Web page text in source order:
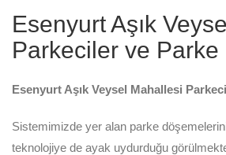
Esenyurt Aşık
Parkeciler ve Parke
Esenyurt Aşık Veysel Mahallesi
Sistemimizde yer alan parke
teknolojiye de ayak uydurduğu